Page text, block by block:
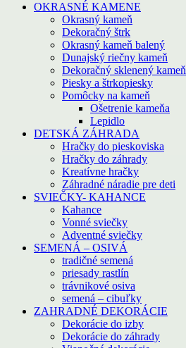
OKRASNÉ KAMENE
Okrasný kameň
Dekoračný štrk
Okrasný kameň balený
Dunajský riečny kameň
Dekoračný sklenený kameň
Piesky a štrkopiesky
Pomôcky na kameň
Ošetrenie kameňa
Lepidlo
DETSKÁ ZÁHRADA
Hračky do pieskoviska
Hračky do záhrady
Kreatívne hračky
Záhradné náradie pre deti
SVIEČKY- KAHANCE
Kahance
Vonné sviečky
Adventné sviečky
SEMENÁ – OSIVÁ
tradičné semená
priesady rastlín
trávnikové osiva
semená – cibuľky
ZAHRADNÉ DEKORÁCIE
Dekorácie do izby
Dekorácie do záhrady